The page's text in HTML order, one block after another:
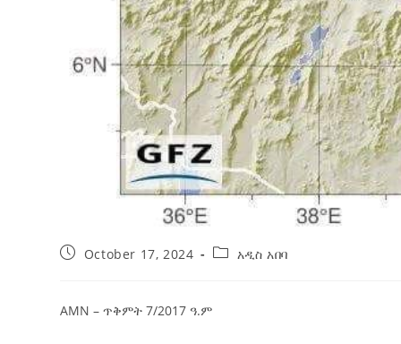
October 17, 2024 አዲስ አበባ
AMN – ጥቅምት 7/2017 ዓ.ም